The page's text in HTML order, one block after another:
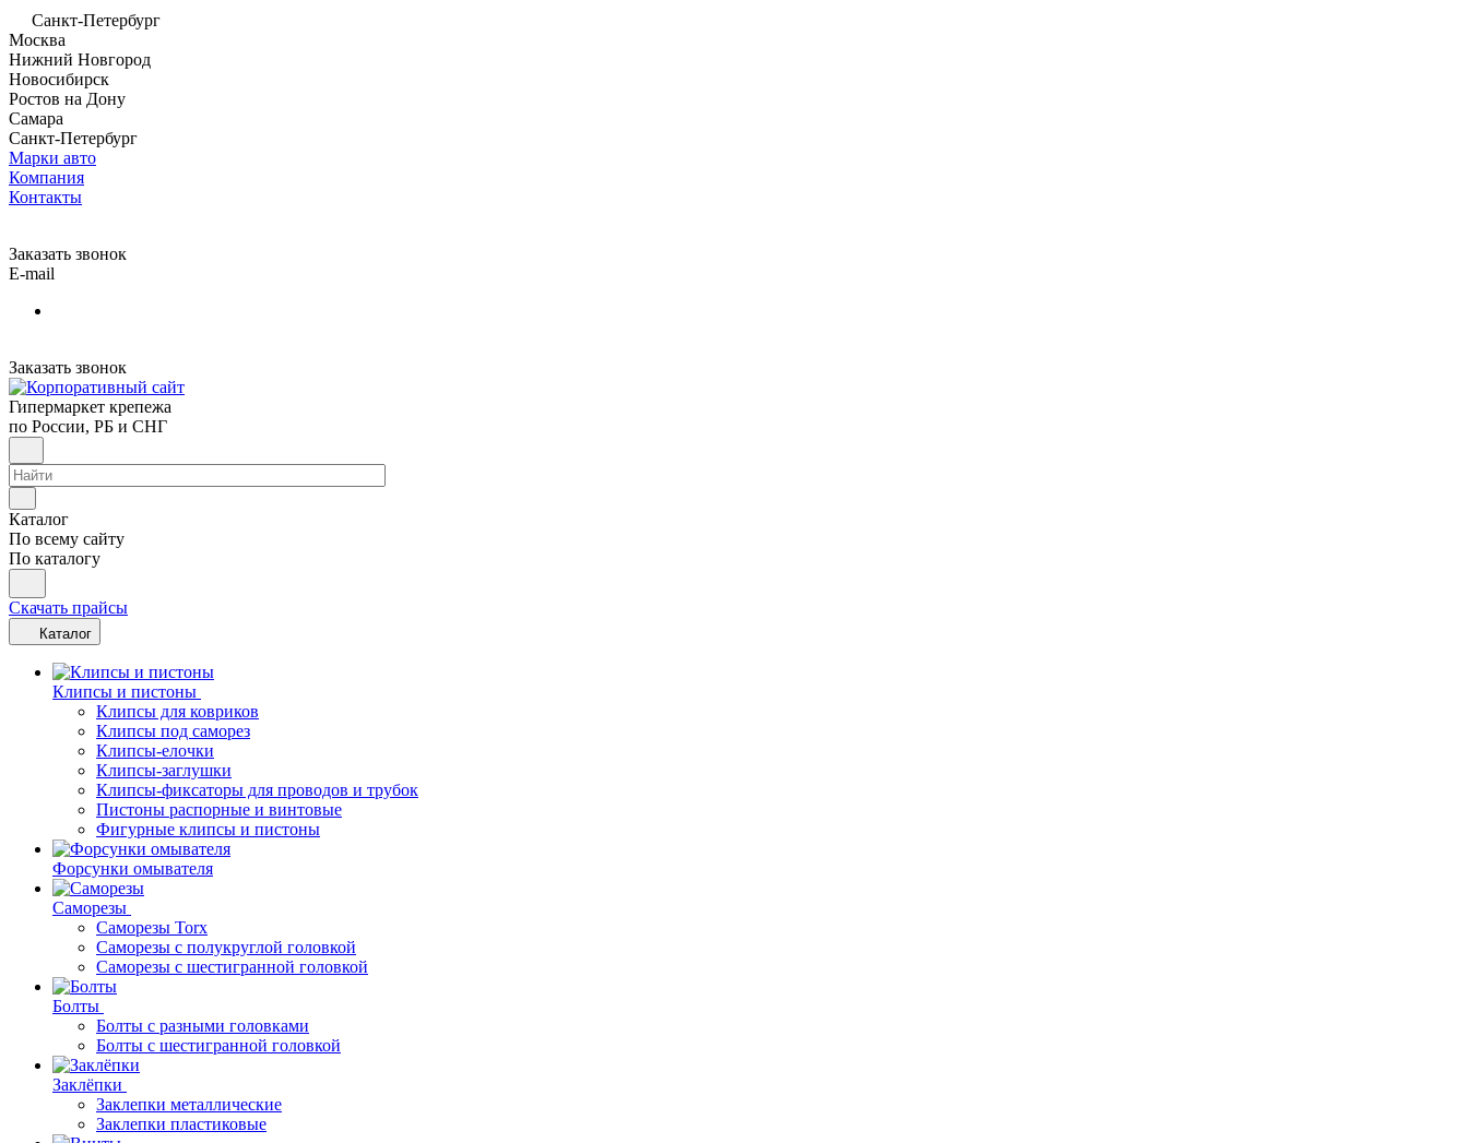
Санкт-Петербург
Москва
Нижний Новгород
Новосибирск
Ростов на Дону
Самара
Санкт-Петербург
Марки авто
Компания
Контакты
Заказать звонок
E-mail
Заказать звонок
Гипермаркет крепежа
по России, РБ и СНГ
Каталог
По всему сайту
По каталогу
Скачать прайсы
Каталог
Клипсы и пистоны
Клипсы для ковриков
Клипсы под саморез
Клипсы-елочки
Клипсы-заглушки
Клипсы-фиксаторы для проводов и трубок
Пистоны распорные и винтовые
Фигурные клипсы и пистоны
Форсунки омывателя
Саморезы
Саморезы Torx
Саморезы с полукруглой головкой
Саморезы с шестигранной головкой
Болты
Болты с разными головками
Болты с шестигранной головкой
Заклёпки
Заклепки металлические
Заклепки пластиковые